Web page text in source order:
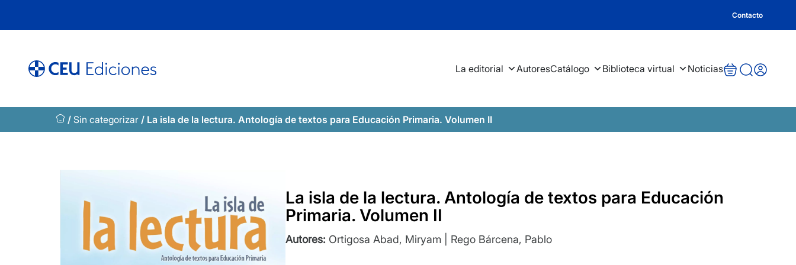
Contacto
La editorial AutoresCatálogo Biblioteca virtual Noticias
/ Sin categorizar / La isla de la lectura. Antología de textos para Educación Primaria. Volumen II
La isla de la lectura. Antología de textos para Educación
Primaria. Volumen II
Autores: Ortigosa Abad, Miryam | Rego Bárcena, Pablo